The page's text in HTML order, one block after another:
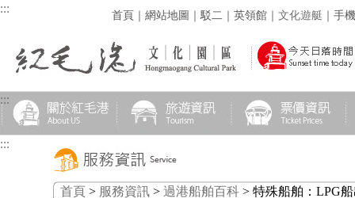
::: 首頁 ｜ 網站地圖 ｜ 駁二 ｜ 英領館 ｜ 文化遊艇 ｜ 手
:::
:::
首頁 > 服務資訊 > 過港船舶百科 > 特殊船舶：LPG